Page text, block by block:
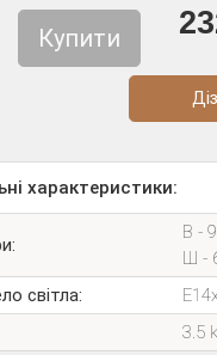
Купити
характеристики:
В -
Ш -
світла:
3.5